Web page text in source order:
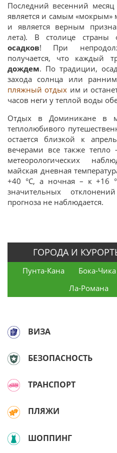
Последний весенний
является и самым «мокрым»
и является верным
лета). В столице
осадков! При
получается, что каждый
дождем. По традиции,
захода солнца или
пляжный отдых им и
часов неги у теплой воды
Отдых в Доминикане в
теплолюбивого
остается близкой к
вечерами все также
метеорологических
майская дневная
+40 °C, а ночная – к +16
значительных
прогноза не наблюдается.
ГОРОДА И
Пунта-Кана Бока-Чика
Ла-Романа
ВИЗА
БЕЗОПАСНОСТЬ
ТРАНСПОРТ
ПЛЯЖИ
ШОППИНГ